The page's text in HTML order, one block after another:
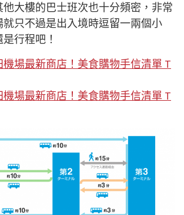
大樓的巴士班次也十分頻密，非常
只不過是出入境時逗留一兩個小
行程吧！
機場最新商店！美食購物手信清單 T
機場最新商店！美食購物手信清單 T